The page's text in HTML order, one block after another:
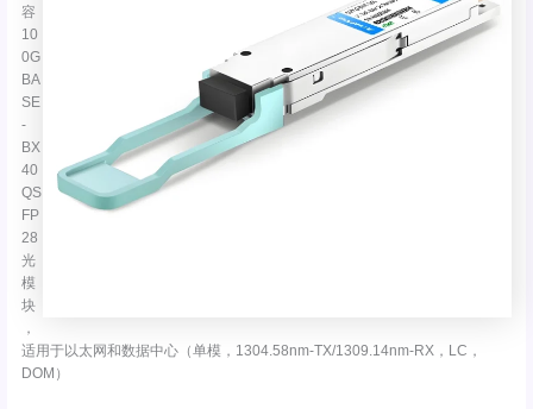
容
10
0G
BA
SE
-
BX
40
QS
FP
28
光
模
块
，
适用于以太网和数据中心（单模，1304.58nm-TX/1309.14nm-RX，LC，
DOM）